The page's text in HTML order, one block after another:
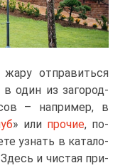
от­пра­вить­ся
в один из за­го­род­
– на­при­мер, в
» или про­чие, по­
узнать в ка­та­ло­
Здесь и чи­стая при­